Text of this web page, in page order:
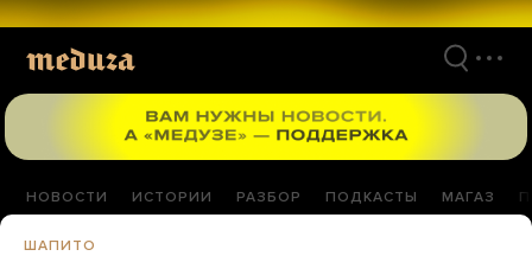
НОВОСТИ ИСТОРИИ РАЗБОР ПОДКАСТЫ МАГАЗ
ШАПИТО